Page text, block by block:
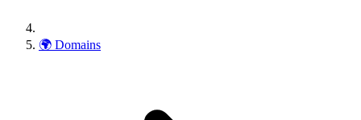
🌍 Domains